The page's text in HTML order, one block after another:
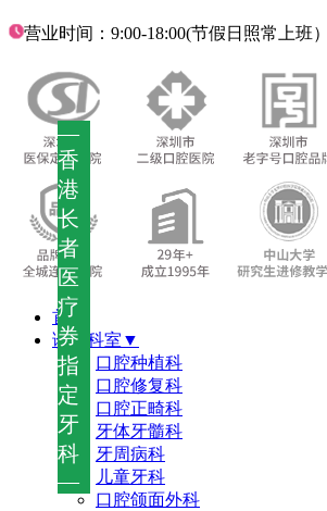
—
香
港
长
者
医
疗
券
指
定
牙
科
—
营业时间：9:00-18:00(节假日照常上班）
首页
诊疗科室▼
口腔种植科
口腔修复科
口腔正畸科
牙体牙髓科
牙周病科
儿童牙科
口腔颌面外科